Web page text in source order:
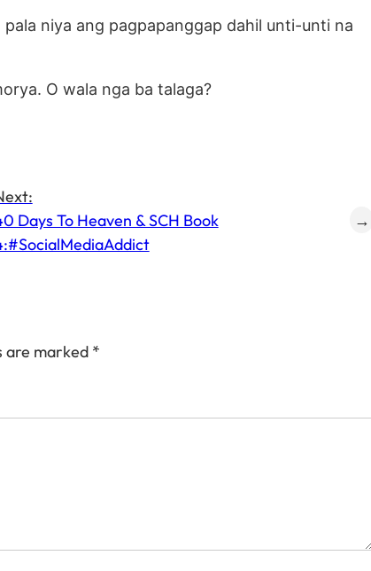
niya ang pagpapanggap dahil unti-unti na
O wala nga ba talaga?
Days To Heaven & SCH Book
→
are marked *